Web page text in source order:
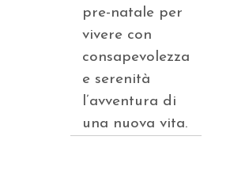
pre-natale per
vivere con
consapevolezza
e serenità
l’avventura di
una nuova vita.